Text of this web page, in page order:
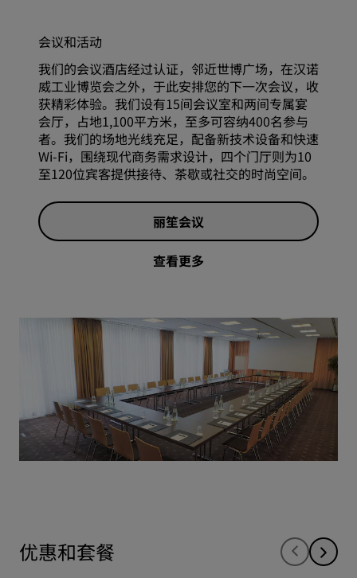
会议和活动
我们的会议酒店经过认证，邻近世博广场，在汉诺
威工业博览会之外，于此安排您的下一次会议，收
获精彩体验。我们设有15间会议室和两间专属宴
会厅，占地1,100平方米，至多可容纳400名参与
者。我们的场地光线充足，配备新技术设备和快速
Wi-Fi，围绕现代商务需求设计，四个门厅则为10
至120位宾客提供接待、茶歇或社交的时尚空间。
丽笙会议
查看更多
优惠和套餐